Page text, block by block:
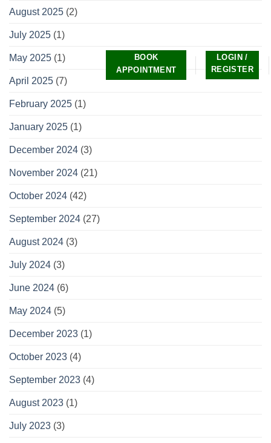
BOOK
APPOINTMENT
LOGIN /
REGISTER
August 2025 (2)
July 2025 (1)
May 2025 (1)
April 2025 (7)
February 2025 (1)
January 2025 (1)
December 2024 (3)
November 2024 (21)
October 2024 (42)
September 2024 (27)
August 2024 (3)
July 2024 (3)
June 2024 (6)
May 2024 (5)
December 2023 (1)
October 2023 (4)
September 2023 (4)
August 2023 (1)
July 2023 (3)